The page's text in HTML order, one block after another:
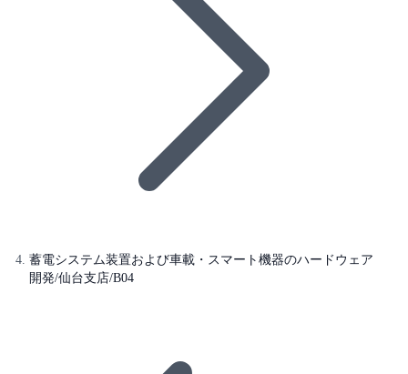
蓄電システム装置および車載・スマート機器のハードウェア
開発/仙台支店/B04